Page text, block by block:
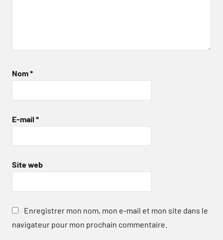
Nom*
E-mail *
Site web
Enregistrer mon nom, mon e-mail et mon site dans le
navigateur pour mon prochain commentaire.